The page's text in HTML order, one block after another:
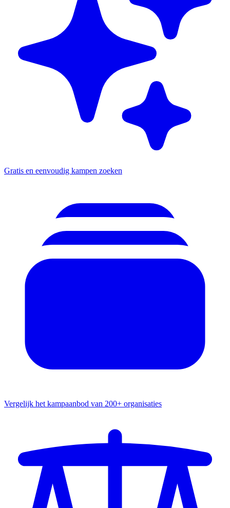
Gratis en eenvoudig kampen zoeken
Vergelijk het kampaanbod van 200+ organisaties